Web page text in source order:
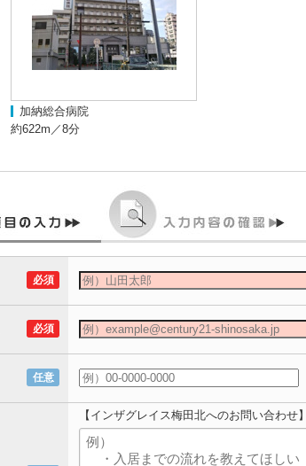
加納総合病院
約622m／8分
必須
必須
任意
【インザグレイス梅田北へのお問い合わせ】